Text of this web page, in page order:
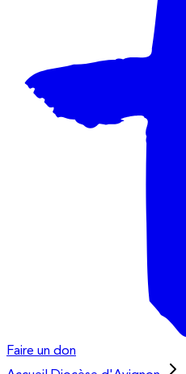
Faire un don